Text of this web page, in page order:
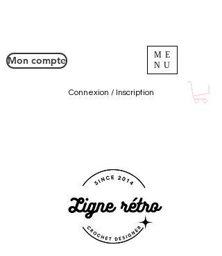
Mon compte
Connexion / Inscription
ME
NU